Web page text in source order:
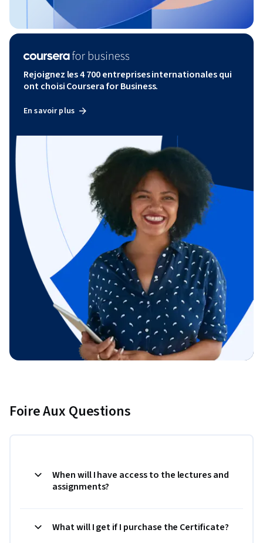
Rejoignez les 4 700 entreprises internationales qui
ont choisi Coursera for Business.
En savoir plus
Foire Aux Questions
When will I have access to the lectures and
assignments?
What will I get if I purchase the Certificate?